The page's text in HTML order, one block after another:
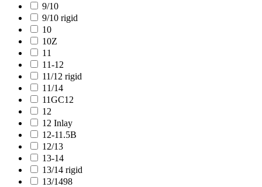
9/10
9/10 rigid
10
10Z
11
11-12
11/12 rigid
11/14
11GC12
12
12 Inlay
12-11.5B
12/13
13-14
13/14 rigid
13/1498